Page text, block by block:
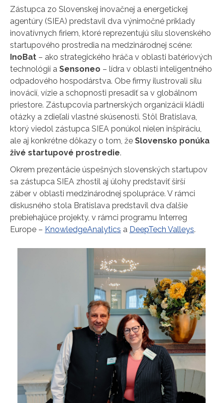
Zástupca zo Slovenskej inovačnej a energetickej
agentúry (SIEA) predstavil dva výnimočné príklady
inovatívnych firiem, ktoré reprezentujú silu slovenského
startupového prostredia na medzinárodnej scéne:
InoBat – ako strategického hráča v oblasti batériových
technológií a Sensoneo – lídra v oblasti inteligentného
odpadového hospodárstva. Obe firmy ilustrovali silu
inovácií, vízie a schopnosti presadiť sa v globálnom
priestore. Zástupcovia partnerských organizácií kládli
otázky a zdieľali vlastné skúsenosti. Stôl Bratislava,
ktorý viedol zástupca SIEA ponúkol nielen inšpiráciu,
ale aj konkrétne dôkazy o tom, že Slovensko ponúka
živé startupové prostredie.
Okrem prezentácie úspešných slovenských startupov
sa zástupca SIEA zhostil aj úlohy predstaviť širší
záber v oblasti medzinárodnej spolupráce. V rámci
diskusného stola Bratislava predstavil dva ďalšie
prebiehajúce projekty, v rámci programu Interreg
Europe – KnowledgeAnalytics a DeepTech Valleys.